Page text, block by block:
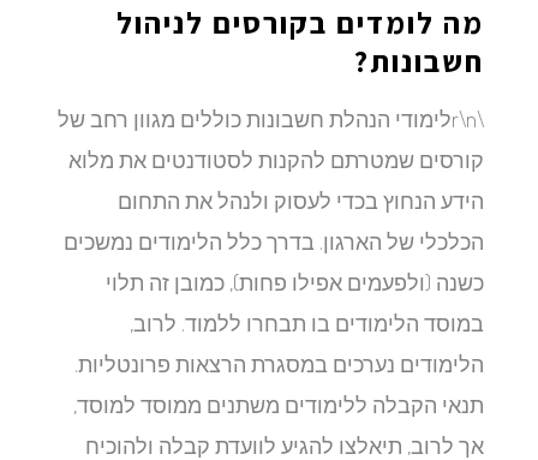
מה לומדים בקורסים לניהול
חשבונות?
\r\nלימודי הנהלת חשבונות כוללים מגוון רחב של
קורסים שמטרתם להקנות לסטודנטים את מלוא
הידע הנחוץ בכדי לעסוק ולנהל את התחום
הכלכלי של הארגון. בדרך כלל הלימודים נמשכים
כשנה (ולפעמים אפילו פחות), כמובן זה תלוי
במוסד הלימודים בו תבחרו ללמוד. לרוב,
הלימודים נערכים במסגרת הרצאות פרונטליות.
תנאי הקבלה ללימודים משתנים ממוסד למוסד,
אך לרוב, תיאלצו להגיע לוועדת קבלה ולהוכיח